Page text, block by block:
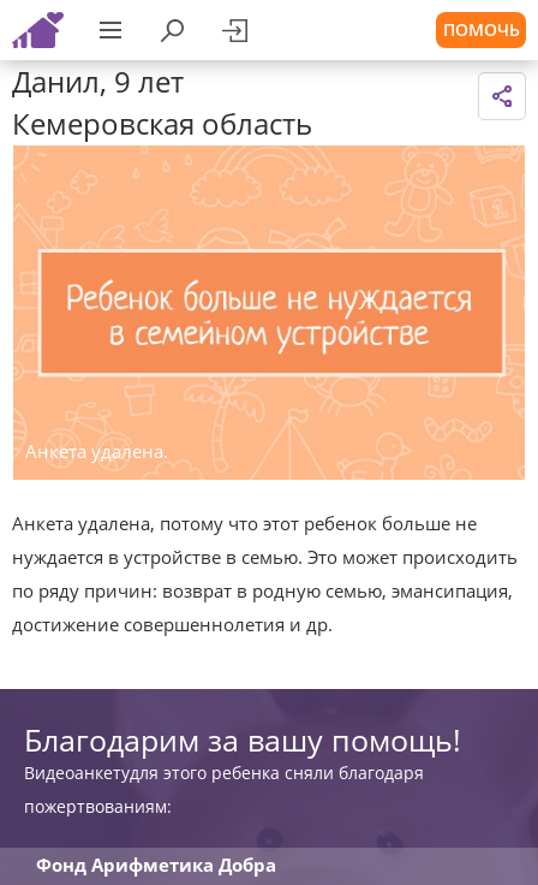
ПОМОЧЬ
Данил, 9 лет
Кемеровская область
Анкета удалена.
Анкета удалена, потому что этот ребенок больше не
нуждается в устройстве в семью. Это может происходить
по ряду причин: возврат в родную семью, эмансипация,
достижение совершеннолетия и др.
Благодарим за вашу помощь!
Видеоанкетудля этого ребенка сняли благодаря
пожертвованиям:
Фонд Арифметика Добра